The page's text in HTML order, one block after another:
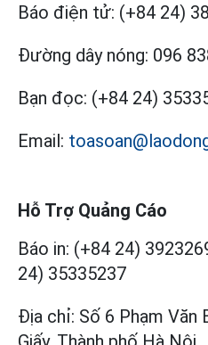
Báo điện tử: (+84 24)
Đường dây nóng: 096
Bạn đọc: (+84 24)
Email:
Hỗ Trợ Quảng Cáo
Báo in: (+84 24)
24) 35335237
Địa chỉ: Số 6 Phạm Văn